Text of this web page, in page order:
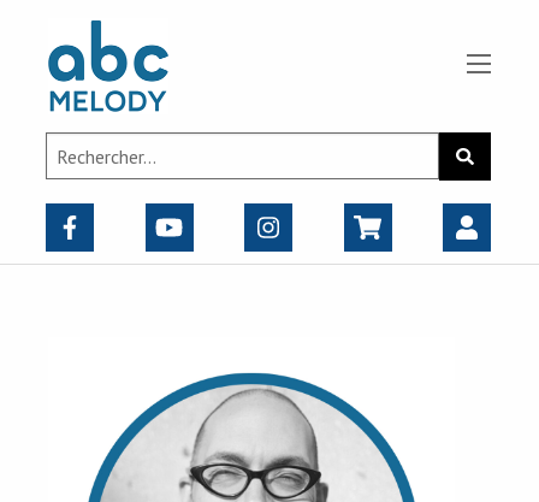
Search
for:
Panneau de gestion des cookies